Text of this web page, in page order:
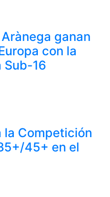
ganan
con la
Sub-16
la Competición
45+ en el